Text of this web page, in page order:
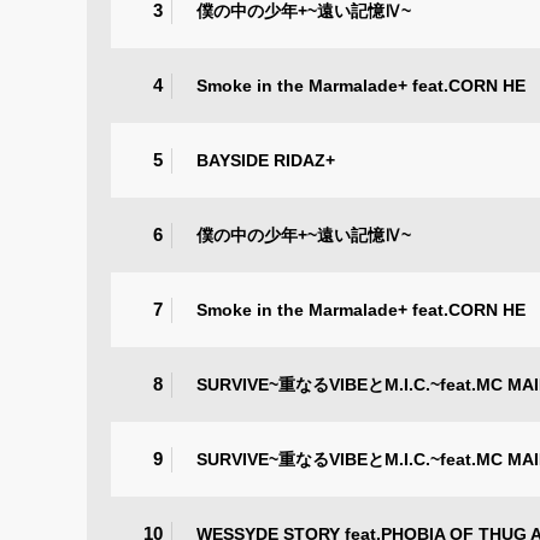
3 僕の中の少年+~遠い記憶Ⅳ~
4 Smoke in the Marmalade+ feat.CORN HE
5 BAYSIDE RIDAZ+
6 僕の中の少年+~遠い記憶Ⅳ~
7 Smoke in the Marmalade+ feat.CORN HE
8 SURVIVE~重なるVIBEとM.I.C.~feat.MC
9 SURVIVE~重なるVIBEとM.I.C.~feat.MC
10 WESSYDE STORY feat.PHOBIA OF THUG